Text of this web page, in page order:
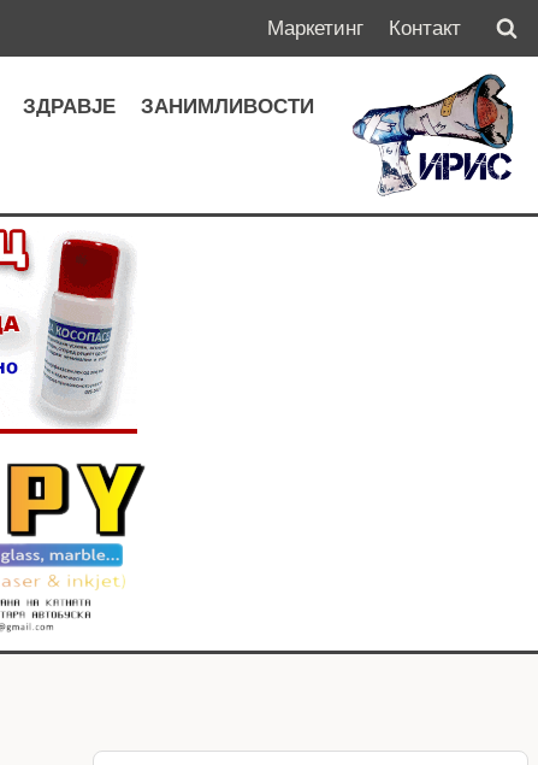
Маркетинг Контакт
ЗДРАВЈЕ ЗАНИМЛИВОСТИ